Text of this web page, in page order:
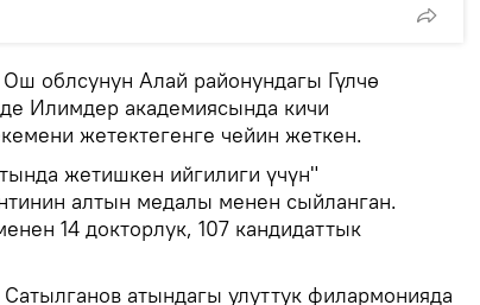
облсунун Алай районундагы Гүлчө
Илимдер академиясында кичи
жетектегенге чейин жеткен.
жетишкен ийгилиги үчүн"
алтын медалы менен сыйланган.
14 докторлук, 107 кандидаттык
Сатылганов атындагы улуттук филармонияда